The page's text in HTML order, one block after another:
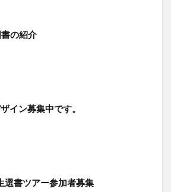
の紹介
イン募集中です。
選書ツアー参加者募集